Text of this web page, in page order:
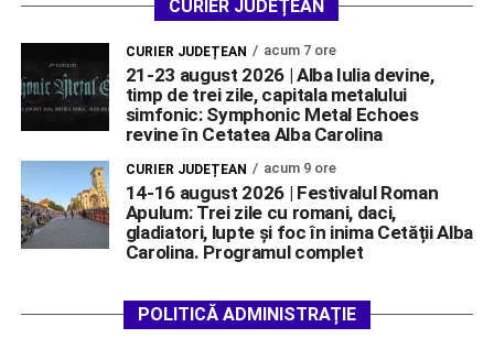
CURIER JUDEȚEAN
CURIER JUDEȚEAN acum 7 ore
21-23 august 2026 | Alba Iulia devine,
timp de trei zile, capitala metalului
simfonic: Symphonic Metal Echoes
revine în Cetatea Alba Carolina
CURIER JUDEȚEAN acum 9 ore
14-16 august 2026 | Festivalul Roman
Apulum: Trei zile cu romani, daci,
gladiatori, lupte și foc în inima Cetății Alba
Carolina. Programul complet
POLITICĂ ADMINISTRAȚIE